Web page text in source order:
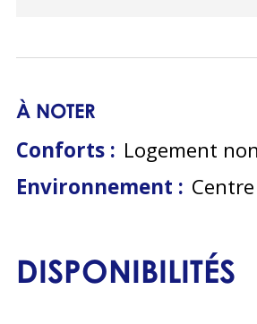
À NOTER
Conforts : Logement
Environnement :
DISPONIBILITÉS